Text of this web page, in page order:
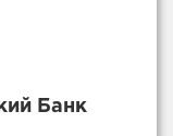
Банк